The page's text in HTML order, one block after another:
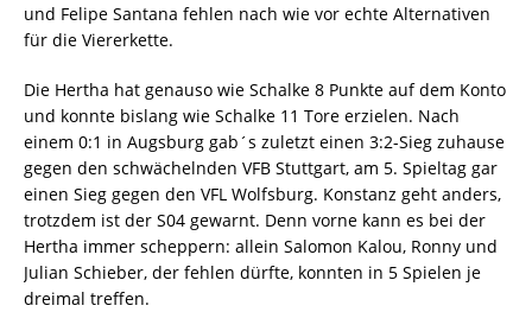
und Felipe Santana fehlen nach wie vor echte Alternativen
für die Viererkette.
Die Hertha hat genauso wie Schalke 8 Punkte auf dem Konto
und konnte bislang wie Schalke 11 Tore erzielen. Nach
einem 0:1 in Augsburg gab´s zuletzt einen 3:2-Sieg zuhause
gegen den schwächelnden VFB Stuttgart, am 5. Spieltag gar
einen Sieg gegen den VFL Wolfsburg. Konstanz geht anders,
trotzdem ist der S04 gewarnt. Denn vorne kann es bei der
Hertha immer scheppern: allein Salomon Kalou, Ronny und
Julian Schieber, der fehlen dürfte, konnten in 5 Spielen je
dreimal treffen.